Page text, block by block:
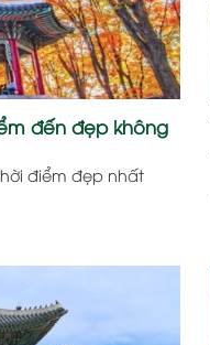
đến đẹp không
điểm đẹp nhất